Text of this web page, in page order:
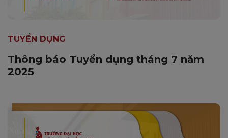
TUYỂN DỤNG
Thông báo Tuyển dụng tháng 7 năm
2025